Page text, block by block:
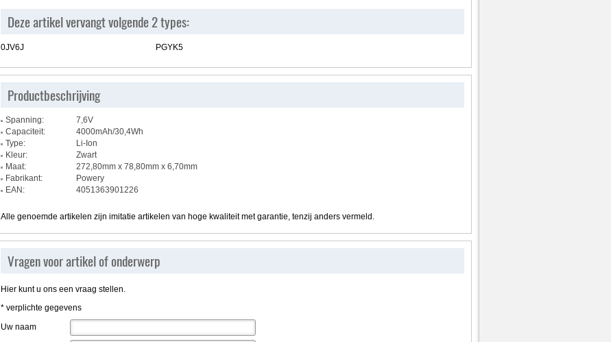
Deze artikel vervangt volgende 2 types:
0JV6J PGYK5
Productbeschrijving
Spanning:
7,6V
Capaciteit:
4000mAh/30,4Wh
Type:
Li-Ion
Kleur:
Zwart
Maat:
272,80mm x 78,80mm x 6,70mm
Fabrikant:
Powery
EAN:
4051363901226
Alle genoemde artikelen zijn imitatie artikelen van hoge kwaliteit met garantie, tenzij anders vermeld.
Vragen voor artikel of onderwerp
Hier kunt u ons een vraag stellen.
* verplichte gegevens
Uw naam